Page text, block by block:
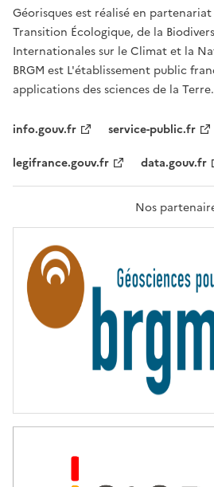
Géorisques est réalisé en
Transition Écologique, de la
Internationales sur le Climat et la
BRGM est L'établissement public
applications des sciences de la Terre.
info.gouv.fr
service-public.fr
legifrance.gouv.fr
data.gouv.fr
Nos